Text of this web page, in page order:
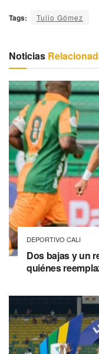
Tags: Tulio Gómez
Noticias
DEPORTIVO CALI
Dos bajas y un
quiénes